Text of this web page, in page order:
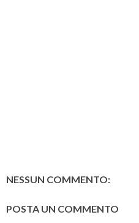
NESSUN COMMENTO:
POSTA UN COMMENTO